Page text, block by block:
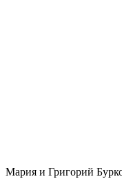
Мария и Григорий